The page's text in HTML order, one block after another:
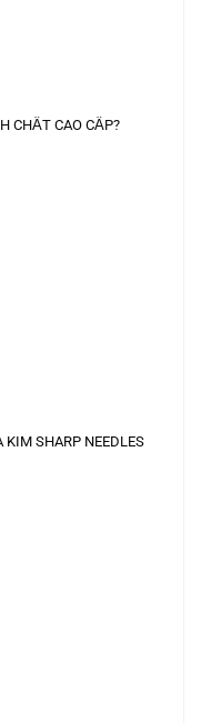
CHẤT CAO CẤP?
SHARP NEEDLES